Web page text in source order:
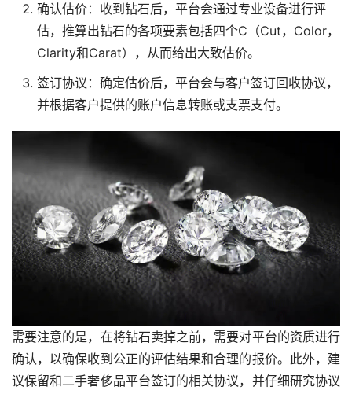
确认估价：收到钻石后，平台会通过专业设备进行评
估，推算出钻石的各项要素包括四个C（Cut，Color，
Clarity和Carat），从而给出大致估价。
签订协议：确定估价后，平台会与客户签订回收协议，
并根据客户提供的账户信息转账或支票支付。
需要注意的是，在将钻石卖掉之前，需要对平台的资质进行
确认，以确保收到公正的评估结果和合理的报价。此外，建
议保留和二手奢侈品平台签订的相关协议，并仔细研究协议